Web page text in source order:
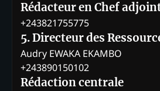
Rédacteur en Chef
+243821755775
5. Directeur des
Audry EWAKA EKAMBO
+243890150102
Rédaction centrale